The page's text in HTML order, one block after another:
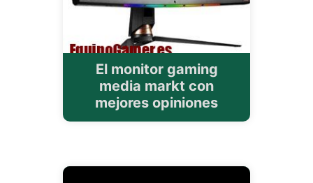
El monitor gaming
media markt con
mejores opiniones